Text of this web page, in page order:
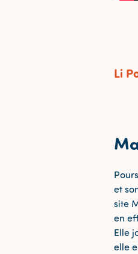
Li
et
site
en
Elle
elle